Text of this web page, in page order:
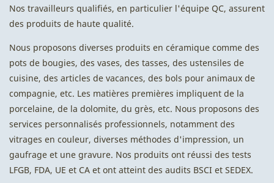
Nos travailleurs qualifiés, en particulier l'équipe QC, assurent
des produits de haute qualité.
Nous proposons diverses produits en céramique comme des
pots de bougies, des vases, des tasses, des ustensiles de
cuisine, des articles de vacances, des bols pour animaux de
compagnie, etc. Les matières premières impliquent de la
porcelaine, de la dolomite, du grès, etc. Nous proposons des
services personnalisés professionnels, notamment des
vitrages en couleur, diverses méthodes d'impression, un
gaufrage et une gravure. Nos produits ont réussi des tests
LFGB, FDA, UE et CA et ont atteint des audits BSCI et SEDEX.